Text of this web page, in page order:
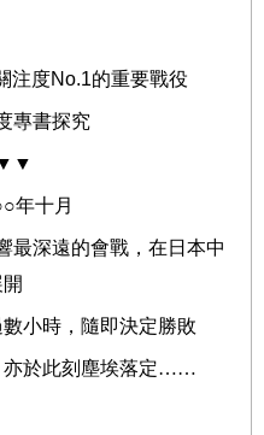
注度No.1的重要戰役
專書探究
年十月
最深遠的會戰，在日本中
小時，隨即決定勝敗
亦於此刻塵埃落定……